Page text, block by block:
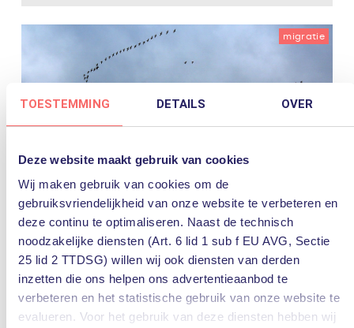
TOESTEMMING DETAILS OVER
Deze website maakt gebruik van cookies
Wij maken gebruik van cookies om de
gebruiksvriendelijkheid van onze website te verbeteren en
deze continu te optimaliseren. Naast de technisch
noodzakelijke diensten (Art. 6 lid 1 sub f EU AVG, Sectie
25 lid 2 TTDSG) willen wij ook diensten van derden
inzetten die ons helpen ons advertentieaanbod te
verbeteren en het statistische gebruik van onze website te
evalueren. Voor het gebruik van deze diensten hebben wij
migratie
4 oktober 2021
Migreren van NSX-V naar NSX-T: over
het hoe, wat en waarom
geïmplementeerd, verandert. Moderne applicaties
draaien vandaag de dag in meerdere clouds en
maken gebruik van verschillende